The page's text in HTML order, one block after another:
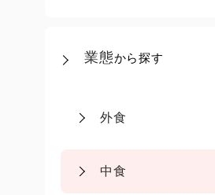
業態から探す
外食
中食